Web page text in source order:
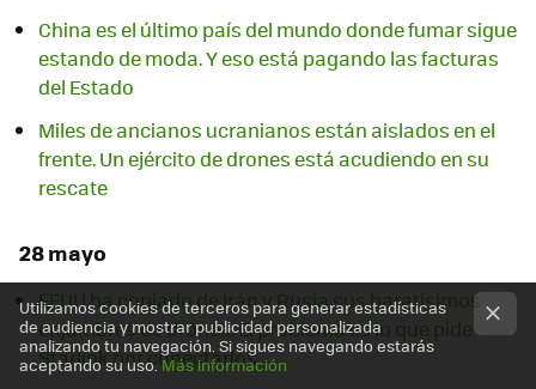
China es el último país del mundo donde fumar sigue
estando de moda. Y eso está pagando las facturas
del Estado
Miles de ancianos ucranianos están aislados en el
frente. Un ejército de drones está acudiendo en su
rescate
28 mayo
EEUU ha copiado de Irán y Rusia sus baratísimos
enjambres de drones. El problema es lo que pide
Starlink por conectarlos
Utilizamos cookies de terceros para generar estadísticas
de audiencia y mostrar publicidad personalizada
analizando tu navegación. Si sigues navegando estarás
aceptando su uso.Más información